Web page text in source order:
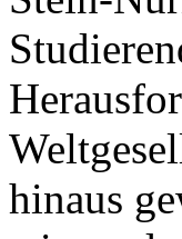
hinaus